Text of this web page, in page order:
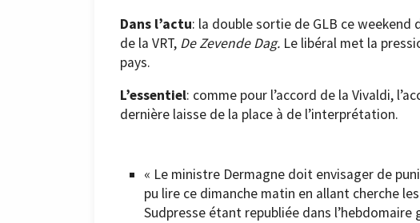
Dans l’actu: la double sortie de GLB ce weekend
de la VRT, De Zevende Dag. Le libéral met la
pays.
L’essentiel: comme pour l’accord de la Vivaldi,
dernière laisse de la place à de l’interprétation.
« Le ministre Dermagne doit envisager de
pu lire ce dimanche matin en allant cherche
Sudpresse étant republiée dans l’hebdomaire